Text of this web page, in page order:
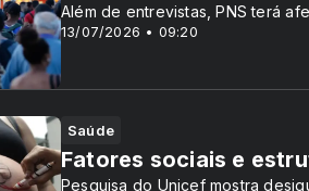
13/07/2026 • 09:20
Além de entrevistas, PNS terá
Saúde
Fatores sociais e
Pesquisa do Unicef mostra